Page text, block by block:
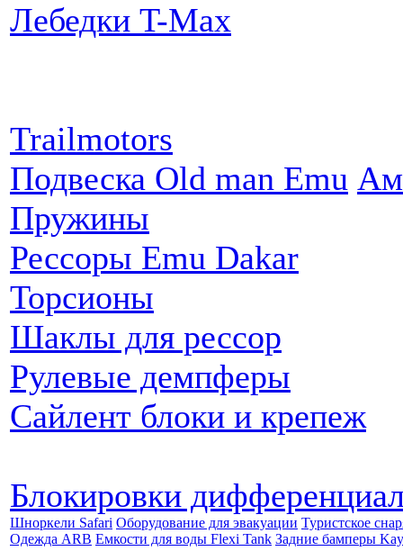
Лебедки T-Max
Trailmotors
Подвеска Old man Emu
Пружины
Рессоры Emu Dakar
Торсионы
Шаклы для рессор
Рулевые демпферы
Сайлент блоки и крепеж
Блокировки
Шноркели Safari Оборудование для эвакуации Туристское
Одежда ARB Емкости для воды Flexi Tank Задние бамперы